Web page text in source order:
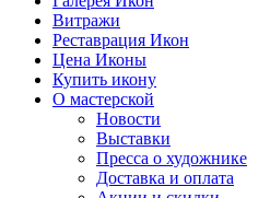
Витражи
Реставрация Икон
Цена Иконы
Купить икону
О мастерской
Новости
Выставки
Пресса о художнике
Доставка и оплата